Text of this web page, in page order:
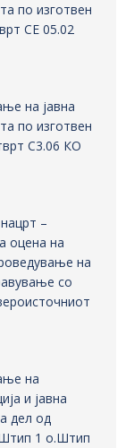
по изготвен
СЕ 05.02
на јавна
по изготвен
С3.06 КО
–
оцена на
на
со
на
и јавна
дел од
1 о.Штип